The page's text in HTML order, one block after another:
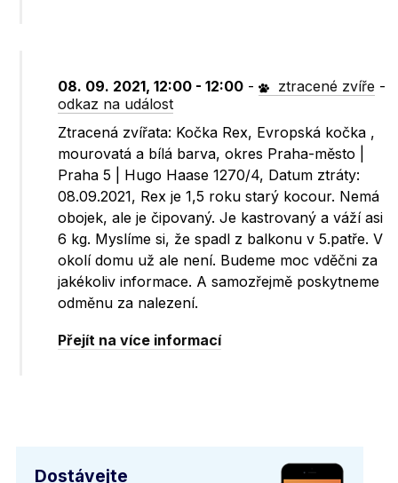
08. 09. 2021, 12:00 - 12:00 - ztracené zvíře -
odkaz na událost
Ztracená zvířata: Kočka Rex, Evropská kočka ,
mourovatá a bílá barva, okres Praha-město |
Praha 5 | Hugo Haase 1270/4, Datum ztráty:
08.09.2021, Rex je 1,5 roku starý kocour. Nemá
obojek, ale je čipovaný. Je kastrovaný a váží asi
6 kg. Myslíme si, že spadl z balkonu v 5.patře. V
okolí domu už ale není. Budeme moc vděčni za
jakékoliv informace. A samozřejmě poskytneme
odměnu za nalezení.
Přejít na více informací
Dostávejte